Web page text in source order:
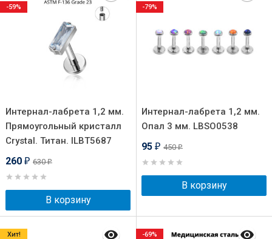
Интернал-лабрета 1,2 мм.
Прямоугольный кристалл
Crystal. Титан. ILBT5687
260 ₽ 630₽
В корзину
-59%
Интернал-лабрета 1,2 мм.
Опал 3 мм. LBSO0538
95 ₽ 450₽
В корзину
-79%
Хит! -69%